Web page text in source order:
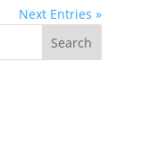
Next Entries »